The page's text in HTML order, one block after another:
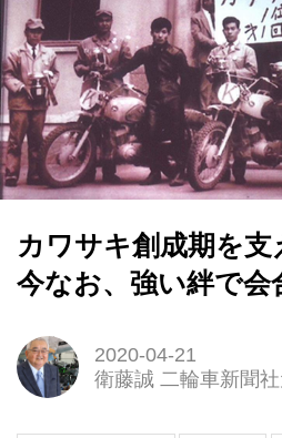
カワサキ創成期を
今なお、強い絆で
2020-04-21
衛藤誠 二輪車新聞